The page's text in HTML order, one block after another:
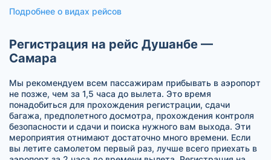
Подробнее о видах рейсов
Регистрация на рейс Душанбе —
Самара
Мы рекомендуем всем пассажирам прибывать в аэропорт
не позже, чем за 1,5 часа до вылета. Это время
понадобиться для прохождения регистрации, сдачи
багажа, предполетного досмотра, прохождения контроля
безопасности и сдачи и поиска нужного вам выхода. Эти
мероприятия отнимают достаточно много времени. Если
вы летите самолетом первый раз, лучше всего приехать в